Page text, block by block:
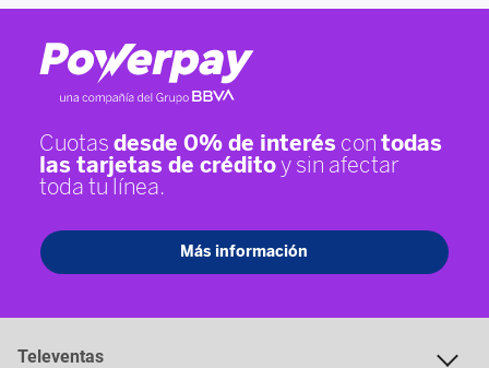
Televentas